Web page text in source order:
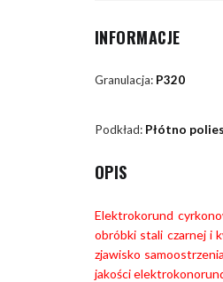
INFORMACJE
Granulacja: P320
Podkład: Płótno
OPIS
Elektrokorund
obróbki stali czarnej i
zjawisko
jakości